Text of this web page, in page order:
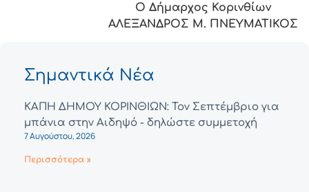
Ο Δήμαρχος Κορινθίων
ΑΛΕΞΑΝΔΡΟΣ Μ. ΠΝΕΥΜΑΤΙΚΟΣ
Σημαντικά Νέα
ΚΑΠΗ ΔΗΜΟΥ ΚΟΡΙΝΘΙΩΝ: Τον Σεπτέμβριο για
μπάνια στην Αιδηψό - δηλώστε συμμετοχή
7 Αυγούστου, 2026
Περισσότερα »